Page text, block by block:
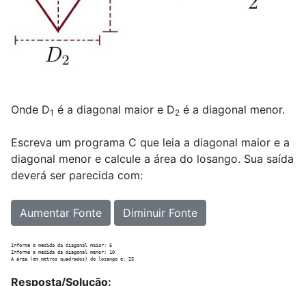
Onde D1 é a diagonal maior e D2 é a diagonal menor.
Escreva um programa C que leia a diagonal maior e a
diagonal menor e calcule a área do losango. Sua saída
deverá ser parecida com:
Aumentar Fonte Diminuir Fonte
Informe a medida da diagonal maior: 5
Informe a medida da diagonal menor: 10
Resposta/Solução: